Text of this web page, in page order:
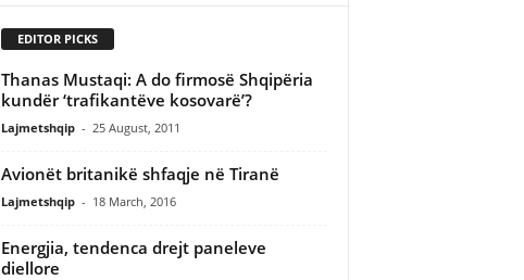
EDITOR PICKS
Thanas Mustaqi: A do firmosë Shqipëria
kundër ‘trafikantëve kosovarë’?
Lajmetshqip - 25 August, 2011
Avionët britanikë shfaqje në Tiranë
Lajmetshqip - 18 March, 2016
Energjia, tendenca drejt paneleve
diellore